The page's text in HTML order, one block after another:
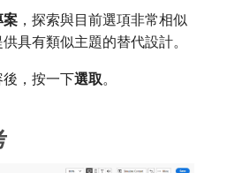
案 ，探索與目前選項非常相似
具有類似主題的替代設計。
，按一下​選取。